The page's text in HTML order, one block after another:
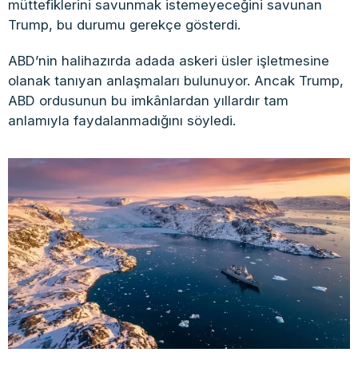
müttefiklerini savunmak istemeyeceğini savunan
Trump, bu durumu gerekçe gösterdi.
ABD’nin halihazırda adada askeri üsler işletmesine
olanak tanıyan anlaşmaları bulunuyor. Ancak Trump,
ABD ordusunun bu imkânlardan yıllardır tam
anlamıyla faydalanmadığını söyledi.